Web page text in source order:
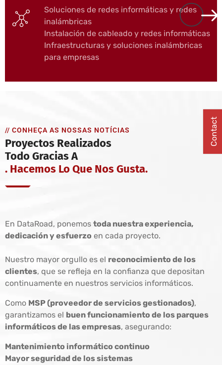
Soluciones de redes informáticas y redes
inalámbricas
Instalación de cableado y redes informáticas
Infraestructuras y soluciones inalámbricas
para empresas
// CONHEÇA AS NOSSAS NOTÍCIAS
Proyectos Realizados
Todo Gracias A
. Hacemos Lo Que Nos Gusta.
En DataRoad, ponemos toda nuestra experiencia,
dedicación y esfuerzo en cada proyecto.
Nuestro mayor orgullo es el reconocimiento de los
clientes, que se refleja en la confianza que depositan
continuamente en nuestros servicios informáticos.
Como MSP (proveedor de servicios gestionados),
garantizamos el buen funcionamiento de los parques
informáticos de las empresas, asegurando:
Mantenimiento informático continuo
Mayor seguridad de los sistemas
Contact